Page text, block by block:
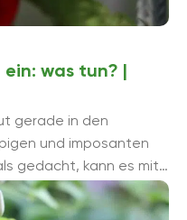
was tun? |
gerade in den
und imposanten
gedacht, kann es mit
wieder welkt ...